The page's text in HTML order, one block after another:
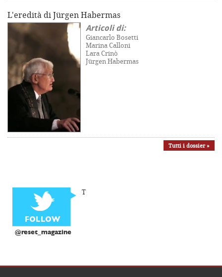
L'eredità di Jürgen Habermas
Articoli di:
Giancarlo Bosetti
Marina Calloni
Lara Crinò
Jürgen Habermas
Tutti i dossier »
@reset_magazine
T